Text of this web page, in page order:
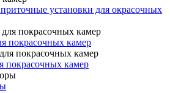
установки для окрасочных
покрасочных камер
покрасочных камер